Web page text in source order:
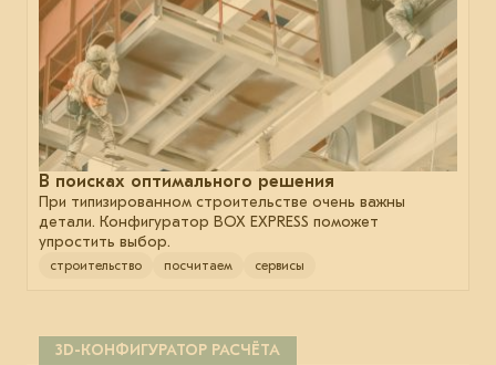
В поисках оптимального решения
При типизированном строительстве очень важны
детали. Конфигуратор BOX EXPRESS поможет
упростить выбор.
строительство посчитаем сервисы
3D-КОНФИГУРАТОР РАСЧЁТА